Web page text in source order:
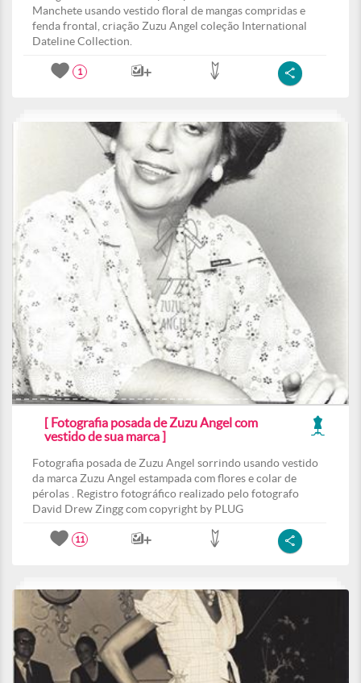
Manchete usando vestido floral de mangas compridas e
fenda frontal, criação Zuzu Angel coleção International
Dateline Collection.
1
[ Fotografia posada de Zuzu Angel com
vestido de sua marca ]
Fotografia posada de Zuzu Angel sorrindo usando vestido
da marca Zuzu Angel estampada com flores e colar de
pérolas . Registro fotográfico realizado pelo fotografo
David Drew Zingg com copyright by PLUG
11